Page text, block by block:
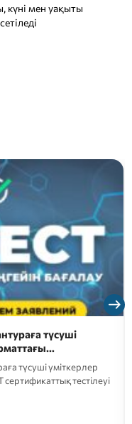
күні мен уақыты
ба?
бағдарлау тестінен